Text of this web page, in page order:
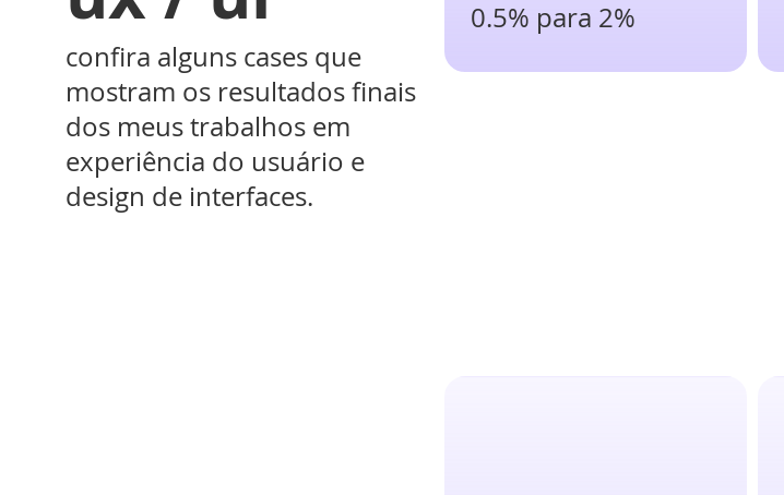
0.5% para 2%
confira alguns cases que
mostram os resultados finais
dos meus trabalhos em
experiência do usuário e
design de interfaces.